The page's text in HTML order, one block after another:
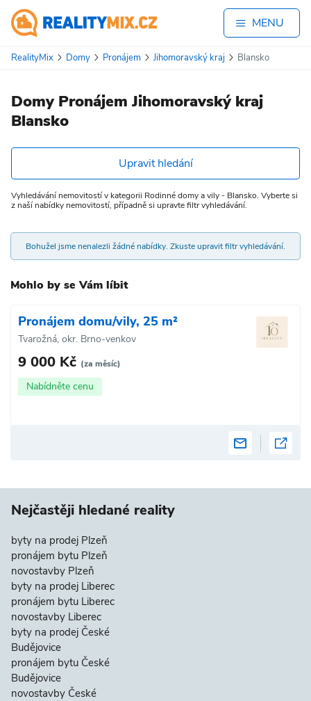
MENU
RealityMix Domy Pronájem Jihomoravský kraj Blansko
Domy Pronájem Jihomoravský kraj
Blansko
Upravit hledání
Vyhledávání nemovitostí v kategorii Rodinné domy a vily - Blansko. Vyberte si
z naší nabídky nemovitostí, případně si upravte filtr vyhledávání.
Bohužel jsme nenalezli žádné nabídky. Zkuste upravit filtr vyhledávání.
Mohlo by se Vám líbit
Pronájem domu/vily, 25 m²
Tvarožná, okr. Brno-venkov
9 000 Kč (za měsíc)
Nabídněte cenu
Nejčastěji hledané reality
byty na prodej Plzeň
pronájem bytu Plzeň
novostavby Plzeň
byty na prodej Liberec
pronájem bytu Liberec
novostavby Liberec
byty na prodej České
Budějovice
pronájem bytu České
Budějovice
novostavby České